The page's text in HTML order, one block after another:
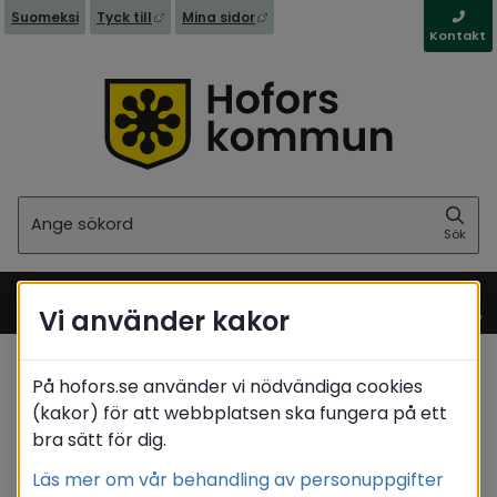
Suomeksi Tyck till Länk till annan webbplats, öppnas i nytt
Mina sidor Länk till annan webbplats,
Kontakt
Sök
Meny
Startsida / Boende & miljö
/ Samhällsplanering / Detaljplanering
/ Pågående planarbeten
Vi använder kakor
På hofors.se använder vi nödvändiga cookies
(kakor) för att webbplatsen ska fungera på ett
bra sätt för dig.
Läs mer om vår behandling av personuppgifter